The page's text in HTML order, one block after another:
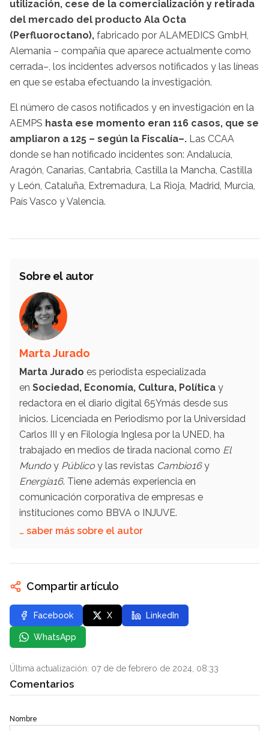
utilización, cese de la comercialización y retirada
del mercado del producto Ala Octa
(Perfluoroctano), fabricado por ALAMEDICS GmbH,
Alemania – compañía que aparece actualmente como
cerrada–, los incidentes adversos notificados y las líneas
en que se estaba efectuando la investigación.
El número de casos notificados y en investigación en la
AEMPS hasta ese momento eran 116 casos, que se
ampliaron a 125 – según la Fiscalía–. Las CCAA
donde se han notificado incidentes son: Andalucía,
Aragón, Canarias, Cantabria, Castilla la Mancha, Castilla
y León, Cataluña, Extremadura, La Rioja, Madrid, Murcia,
País Vasco y Valencia.
Sobre el autor
Marta Jurado
Marta Jurado es periodista especializada
en Sociedad, Economía, Cultura, Política y
redactora en el diario digital 65Ymás desde sus
inicios. Licenciada en Periodismo por la Universidad
Carlos III y en Filología Inglesa por la UNED, ha
trabajado en medios de tirada nacional como El
Mundo y Público y las revistas Cambio16y
Energía16. Tiene además experiencia en
comunicación corporativa de empresas e
instituciones como BBVA o INJUVE.
… saber más sobre el autor
Compartir artículo
Facebook X LinkedIn
WhatsApp
Última actualización: 07 de de febrero de 2024, 08:33
Comentarios
Nombre